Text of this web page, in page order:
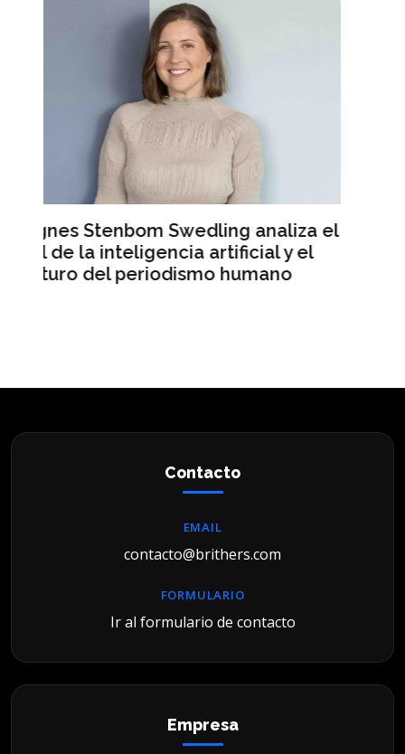
el
y el
Mercado Libre registra ingresos
récord pero sus acciones caen en
Wall Street
Contacto
EMAIL
contacto@brithers.com
FORMULARIO
Ir al formulario de contacto
Empresa